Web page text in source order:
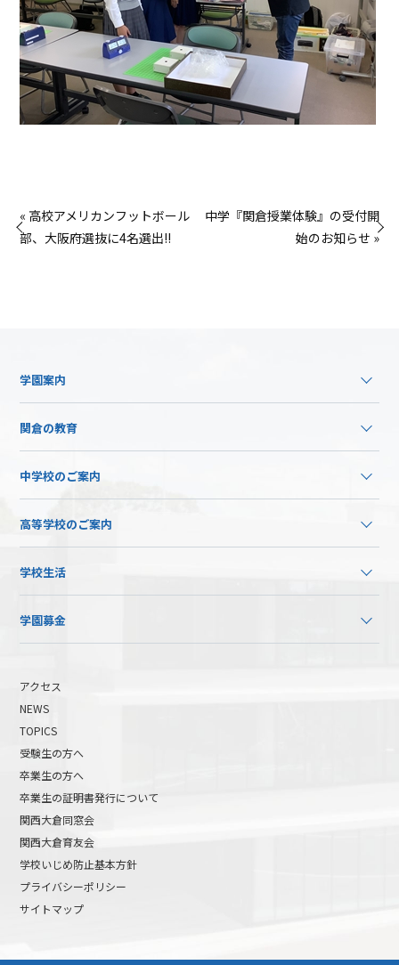
高校受験について 高等学校受験イベント
« 高校アメリカンフットボール
部、大阪府選抜に4名選出!!
中学『関倉授業体験』の受付開
始のお知らせ »
学園案内
関倉の教育
中学校のご案内
高等学校のご案内
学校生活
学園募金
アクセス
NEWS
TOPICS
受験生の方へ
卒業生の方へ
卒業生の証明書発行について
関西大倉同窓会
関西大倉育友会
学校いじめ防止基本方針
プライバシーポリシー
サイトマップ